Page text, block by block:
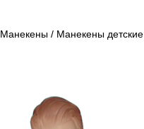
Манекены / Манекены детские